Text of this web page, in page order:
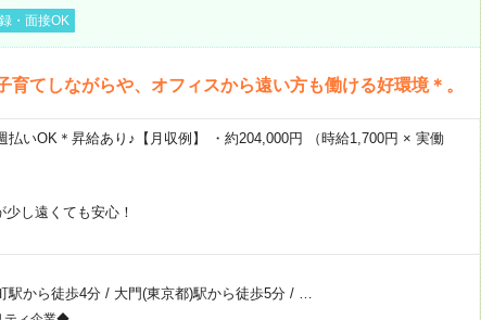
・面接OK
育てしながらや、オフィスから遠い方も働ける好環境＊。
いOK＊昇給あり♪【月収例】 ・約204,000円 （時給1,700円 × 実働
し遠くても安心！
駅から徒歩4分/ 大門(東京都)駅から徒歩5分/